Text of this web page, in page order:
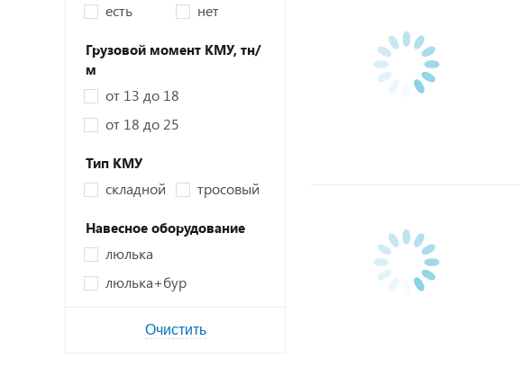
есть нет
Грузовой момент КМУ, тн/
м
от 13 до 18
от 18 до 25
Тип КМУ
складной тросовый
Навесное оборудование
люлька
люлька+бур